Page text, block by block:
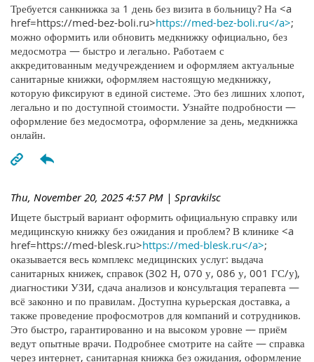
Требуется санкнижка за 1 день без визита в больницу? На <a
href=https://med-bez-boli.ru>https://med-bez-boli.ru</a>;
можно оформить или обновить медкнижку официально, без
медосмотра — быстро и легально. Работаем с
аккредитованным медучреждением и оформляем актуальные
санитарные книжки, оформляем настоящую медкнижку,
которую фиксируют в единой системе. Это без лишних хлопот,
легально и по доступной стоимости. Узнайте подробности —
оформление без медосмотра, оформление за день, медкнижка
онлайн.
Thu, November 20, 2025 4:57 PM | Spravkilsc
Ищете быстрый вариант оформить официальную справку или
медицинскую книжку без ожидания и проблем? В клинике <a
href=https://med-blesk.ru>https://med-blesk.ru</a>;
оказывается весь комплекс медицинских услуг: выдача
санитарных книжек, справок (302 Н, 070 у, 086 у, 001 ГС/у),
диагностики УЗИ, сдача анализов и консультация терапевта —
всё законно и по правилам. Доступна курьерская доставка, а
также проведение профосмотров для компаний и сотрудников.
Это быстро, гарантированно и на высоком уровне — приём
ведут опытные врачи. Подробнее смотрите на сайте — справка
через интернет, санитарная книжка без ожидания, оформление